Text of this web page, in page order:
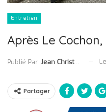
Entretien
Après Le
Publié Par Jean Christophe Collet Le
Partager